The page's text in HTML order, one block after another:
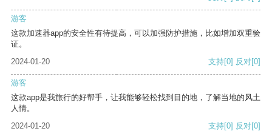
游客
这款加速器app的安全性有待提高，可以加强防护措施，比如增加双重验
证。
2024-01-20
支持[0] 反对[0]
游客
这款app是我旅行的好帮手，让我能够轻松找到目的地，了解当地的风土
人情。
2024-01-20
支持[0] 反对[0]